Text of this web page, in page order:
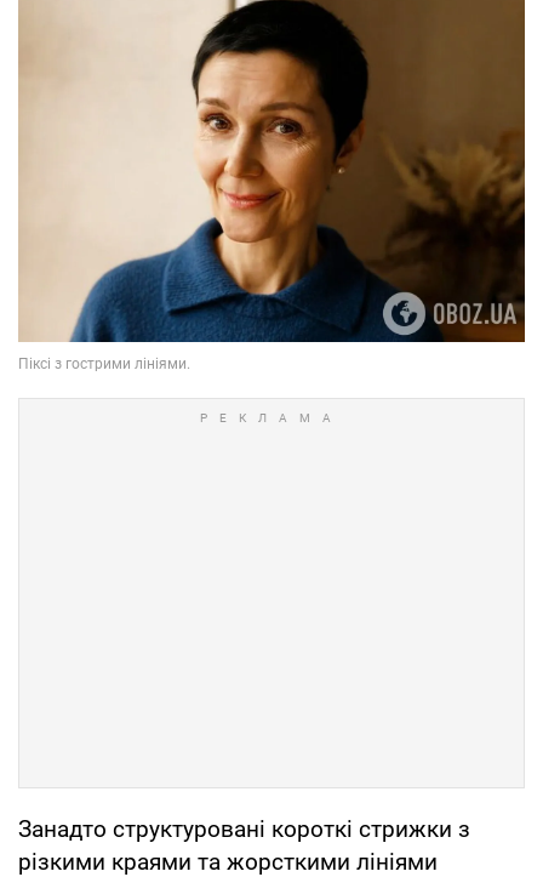
Занадто структуровані короткі стрижки з
різкими краями та жорсткими лініями